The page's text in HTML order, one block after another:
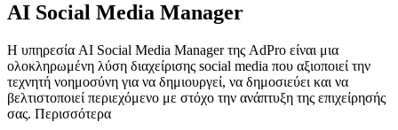
AI Social Media Manager
Η υπηρεσία AI Social Media Manager της AdPro είναι μια
ολοκληρωμένη λύση διαχείρισης social media που αξιοποιεί την
τεχνητή νοημοσύνη για να δημιουργεί, να δημοσιεύει και να
βελτιστοποιεί περιεχόμενο με στόχο την ανάπτυξη της επιχείρησής
σας. Περισσότερα